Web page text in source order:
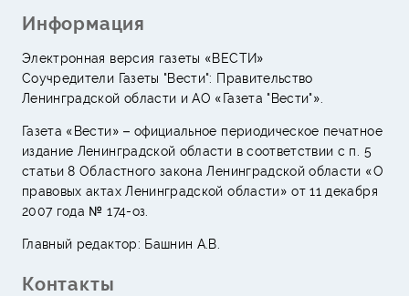
Информация
Электронная версия газеты «ВЕСТИ»
Соучредители Газеты "Вести": Правительство
Ленинградской области и АО «Газета "Вести"».
Газета «Вести» – официальное периодическое печатное
издание Ленинградской области в соответствии с п. 5
статьи 8 Областного закона Ленинградской области «О
правовых актах Ленинградской области» от 11 декабря
2007 года № 174-оз.
Главный редактор: Башнин А.В.
Контакты